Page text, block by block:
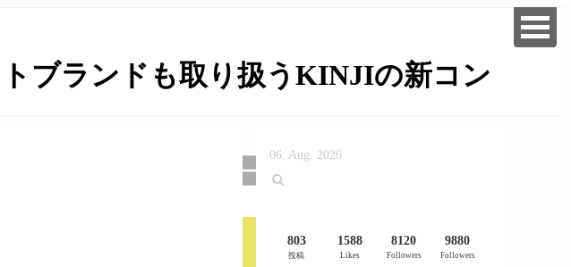
ブランドも取り扱うKINJIの新コン
06. Aug. 2026
803
投稿
1588
Likes
8120
Followers
9880
Followers